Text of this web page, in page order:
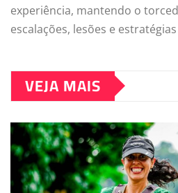
experiência, mantendo o
escalações, lesões e
VEJA MAIS